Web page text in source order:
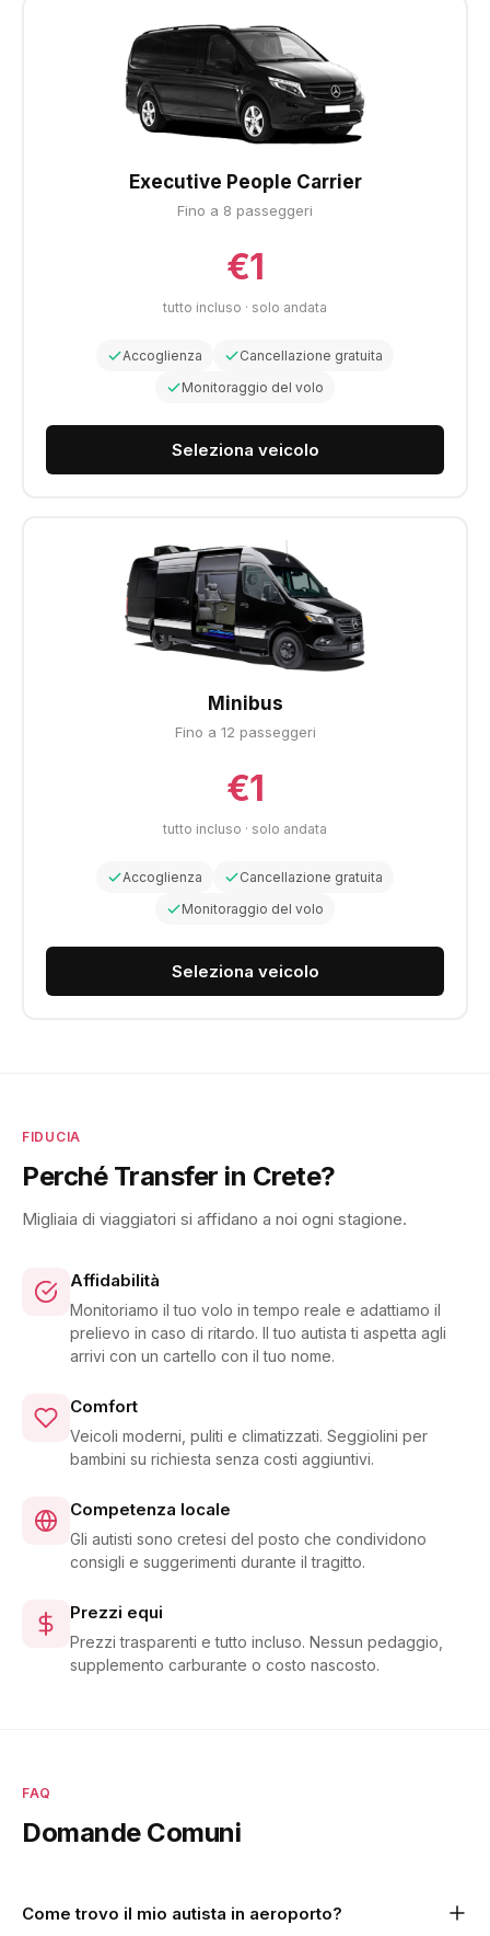
Executive People Carrier
Fino a 8 passeggeri
€1
tutto incluso · solo andata
Accoglienza
Cancellazione gratuita
Monitoraggio del volo
Seleziona veicolo
Minibus
Fino a 12 passeggeri
€1
tutto incluso · solo andata
Accoglienza
Cancellazione gratuita
Monitoraggio del volo
Seleziona veicolo
FIDUCIA
Perché Transfer in Crete?
Migliaia di viaggiatori si affidano a noi ogni stagione.
Affidabilità
Monitoriamo il tuo volo in tempo reale e adattiamo il
prelievo in caso di ritardo. Il tuo autista ti aspetta agli
arrivi con un cartello con il tuo nome.
Comfort
Veicoli moderni, puliti e climatizzati. Seggiolini per
bambini su richiesta senza costi aggiuntivi.
Competenza locale
Gli autisti sono cretesi del posto che condividono
consigli e suggerimenti durante il tragitto.
Prezzi equi
Prezzi trasparenti e tutto incluso. Nessun pedaggio,
supplemento carburante o costo nascosto.
FAQ
Domande Comuni
Come trovo il mio autista in aeroporto?